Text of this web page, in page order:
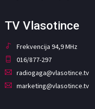
TV Vlasotince
Frekvencija 94,9 MHz
016/877-297
radiogaga@vlasotince.tv
marketing@vlasotince.tv